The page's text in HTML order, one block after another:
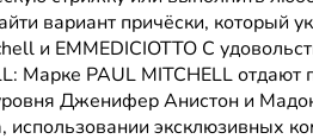
вариант причёски, который
и EMMEDICIOTTO С
Марке PAUL MITCHELL
Дженифер Анистон и
использовании эксклюзивных